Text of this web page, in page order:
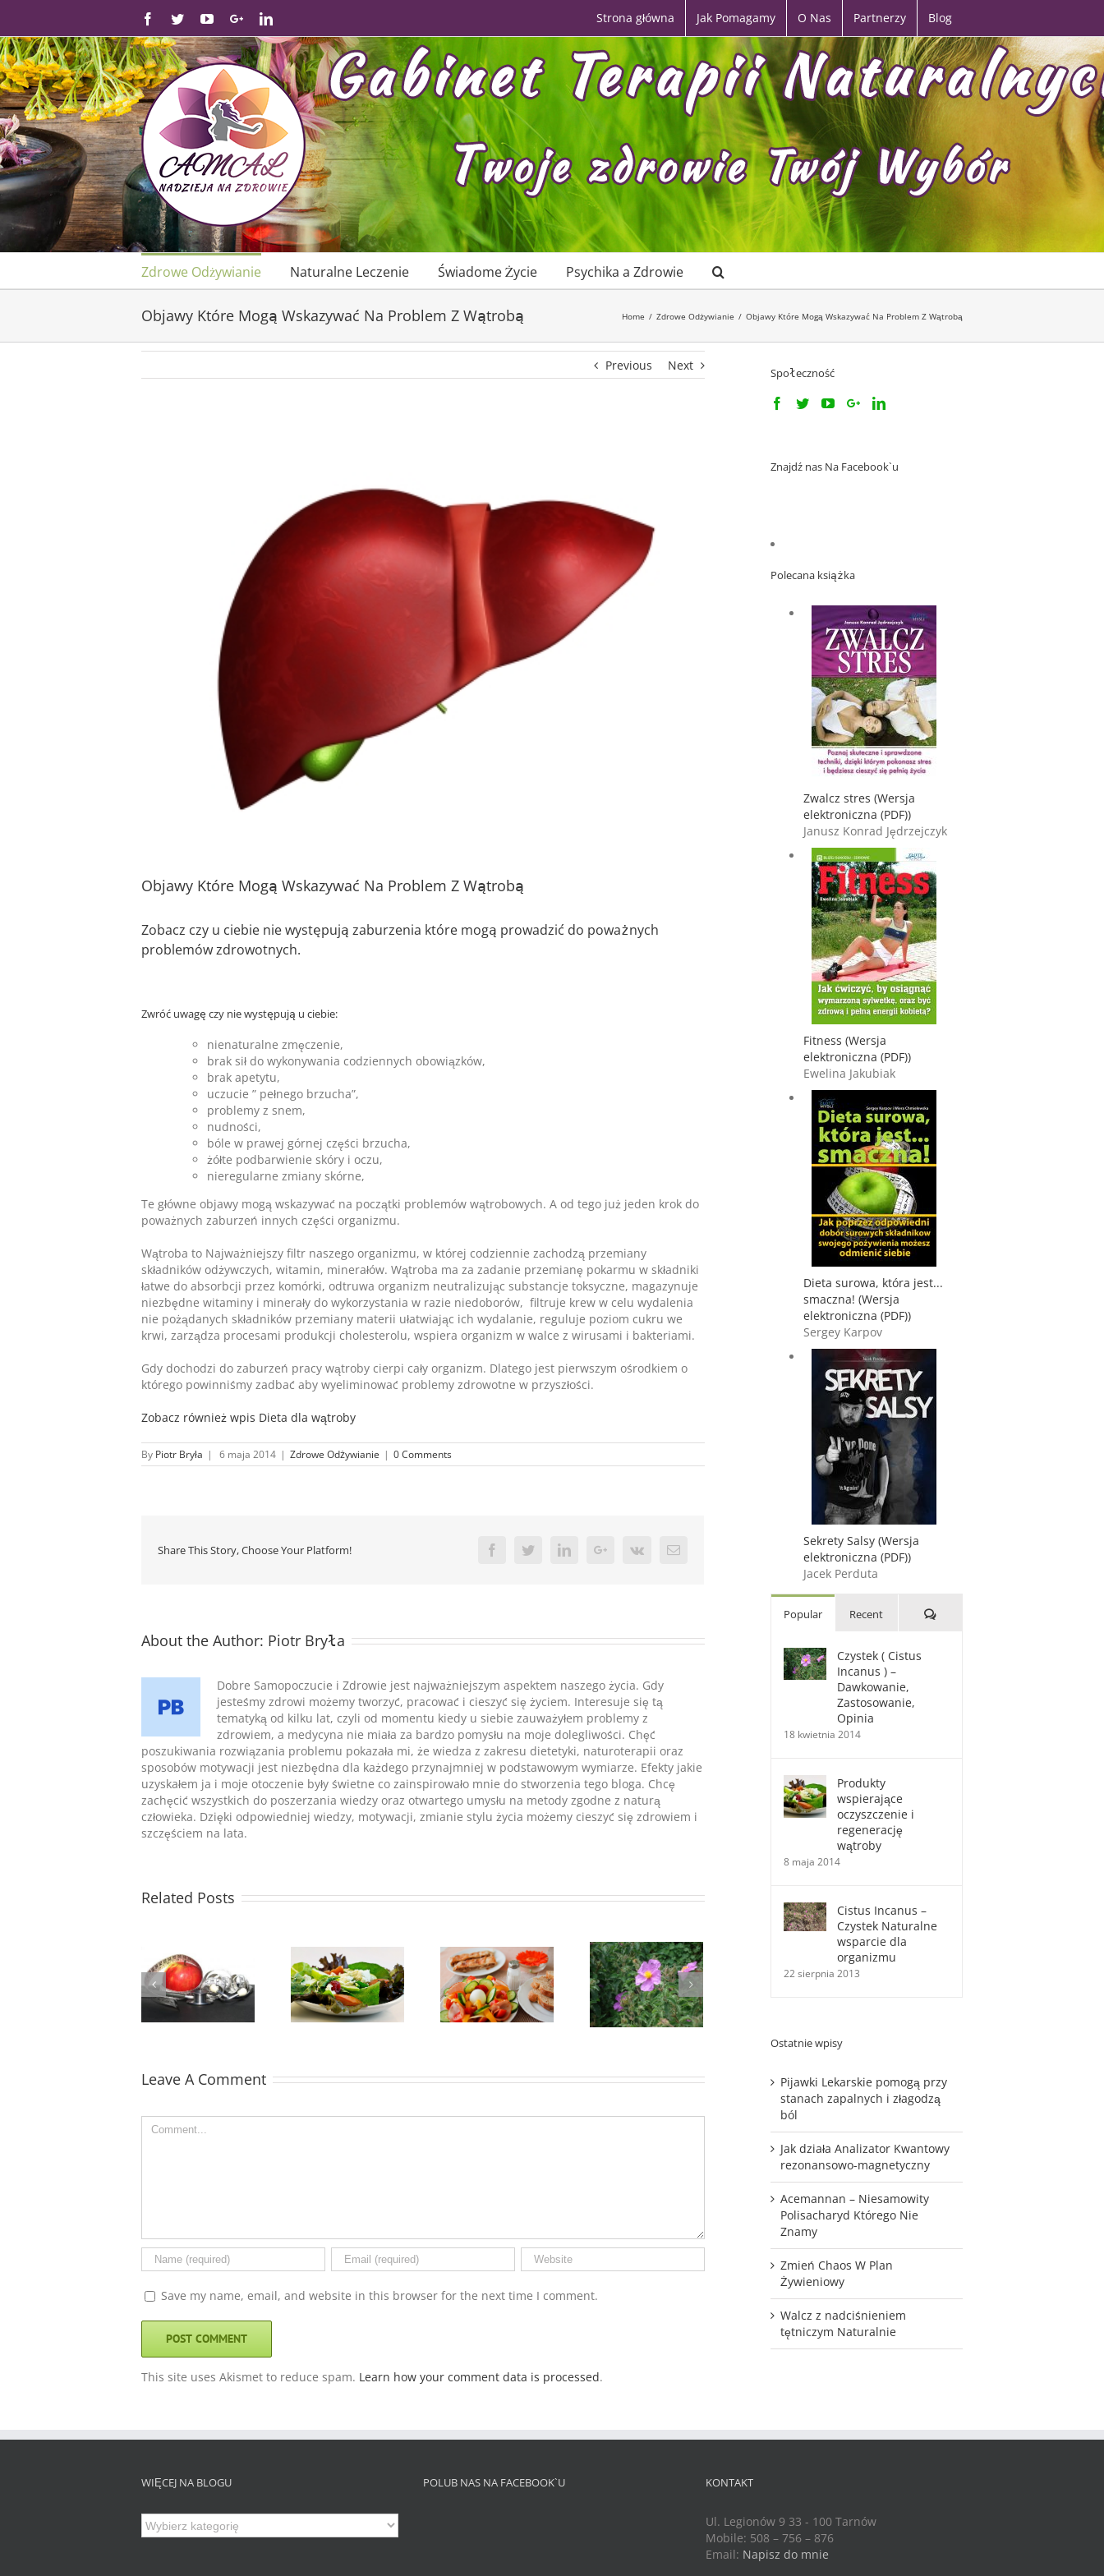
content
Facebook
TwitterYouTubeGoogle+Linkedin Strona główna Jak Pomagamy O Nas Partnerzy Blog
Zdrowe Odżywianie Naturalne Leczenie Świadome Życie Psychika a Zdrowie
Objawy Które Mogą Wskazywać Na Problem Z Wątrobą Home / Zdrowe Odżywianie / Objawy Które Mogą Wskazywać Na Problem Z Wątrobą
Previous Next
Objawy Które Mogą Wskazywać Na Problem Z Wątrobą
Zobacz czy u ciebie nie występują zaburzenia które mogą prowadzić do poważnych
problemów zdrowotnych.
Zwróć uwagę czy nie występują u ciebie:
nienaturalne zmęczenie,
brak sił do wykonywania codziennych obowiązków,
brak apetytu,
uczucie ” pełnego brzucha”,
problemy z snem,
nudności,
bóle w prawej górnej części brzucha,
żółte podbarwienie skóry i oczu,
nieregularne zmiany skórne,
Te główne objawy mogą wskazywać na początki problemów wątrobowych. A od tego już jeden krok do
poważnych zaburzeń innych części organizmu.
Wątroba to Najważniejszy filtr naszego organizmu, w której codziennie zachodzą przemiany
składników odżywczych, witamin, minerałów. Wątroba ma za zadanie przemianę pokarmu w składniki
łatwe do absorbcji przez komórki, odtruwa organizm neutralizując substancje toksyczne, magazynuje
niezbędne witaminy i minerały do wykorzystania w razie niedoborów, filtruje krew w celu wydalenia
nie pożądanych składników przemiany materii ułatwiając ich wydalanie, reguluje poziom cukru we
krwi, zarządza procesami produkcji cholesterolu, wspiera organizm w walce z wirusami i bakteriami.
Gdy dochodzi do zaburzeń pracy wątroby cierpi cały organizm. Dlatego jest pierwszym ośrodkiem o
którego powinniśmy zadbać aby wyeliminować problemy zdrowotne w przyszłości.
Zobacz również wpis Dieta dla wątroby
By Piotr Bryła | 6 maja 2014 | Zdrowe Odżywianie | 0 Comments
Share This Story, Choose Your Platform! FacebookTwitterLinkedinGoogle+Vk Email
About the Author: Piotr Bryła
Dobre Samopoczucie i Zdrowie jest najważniejszym aspektem naszego życia. Gdy
jesteśmy zdrowi możemy tworzyć, pracować i cieszyć się życiem. Interesuje się tą
tematyką od kilku lat, czyli od momentu kiedy u siebie zauważyłem problemy z
zdrowiem, a medycyna nie miała za bardzo pomysłu na moje dolegliwości. Chęć
poszukiwania rozwiązania problemu pokazała mi, że wiedza z zakresu dietetyki, naturoterapii oraz
sposobów motywacji jest niezbędna dla każdego przynajmniej w podstawowym wymiarze. Efekty jakie
uzyskałem ja i moje otoczenie były świetne co zainspirowało mnie do stworzenia tego bloga. Chcę
zachęcić wszystkich do poszerzania wiedzy oraz otwartego umysłu na metody zgodne z naturą
człowieka. Dzięki odpowiedniej wiedzy, motywacji, zmianie stylu życia możemy cieszyć się zdrowiem i
szczęściem na lata.
Related Posts
Produkty
wspierające
oczyszczenie i
Dieta Dla
Wątroby
Czystek ( Cistus
Incanus ) –
Dawkowanie,
Zastosowanie,
To Pozwoli Ci
Zapobiec
Leave A Comment
Comment
Save my name, email, and website in this browser for the next time I comment.
This site uses Akismet to reduce spam. Learn how your comment data is processed.
Społeczność
Znajdź nas Na Facebook`u
Polecana książka
Zwalcz stres (Wersja
elektroniczna (PDF))
Janusz Konrad Jędrzejczyk
Fitness (Wersja
elektroniczna (PDF))
Ewelina Jakubiak
Dieta surowa, która jest...
smaczna! (Wersja
elektroniczna (PDF))
Sergey Karpov
Sekrety Salsy (Wersja
elektroniczna (PDF))
Jacek Perduta
Popular Recent Comments
Czystek ( Cistus
Incanus ) –
Dawkowanie,
Zastosowanie,
Opinia
18 kwietnia 2014
Produkty
wspierające
oczyszczenie i
regenerację
wątroby
8 maja 2014
Cistus Incanus –
Czystek Naturalne
wsparcie dla
organizmu
22 sierpnia 2013
Ostatnie wpisy
Pijawki Lekarskie pomogą przy
stanach zapalnych i złagodzą
ból
Jak działa Analizator Kwantowy
rezonansowo-magnetyczny
Acemannan – Niesamowity
Polisacharyd Którego Nie
Znamy
Zmień Chaos W Plan
Żywieniowy
Walcz z nadciśnieniem
tętniczym Naturalnie
WIĘCEJ NA BLOGU
Więcej
na
POLUB NAS NA FACEBOOK`U KONTAKT
Ul. Legionów 9 33 - 100 Tarnów
Mobile: 508 – 756 – 876
Email: Napisz do mnie